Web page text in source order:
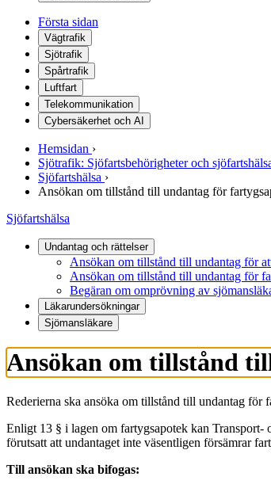
Första sidan
Vägtrafik
Sjötrafik
Spårtrafik
Luftfart
Telekommunikation
Cybersäkerhet och AI
Hemsidan ›
Sjötrafik: Sjöfartsbehörigheter och
Sjöfartshälsa ›
Ansökan om tillstånd till undantag för
Sjöfartshälsa
Undantag och rättelser
Ansökan om tillstånd till undantag för
Ansökan om tillstånd till undantag för
Begäran om omprövning av
Läkarundersökningar
Sjömansläkare
Ansökan om tillstånd
Rederierna ska ansöka om tillstånd till undantag för
Enligt 13 § i lagen om fartygsapotek kan Transport-
förutsatt att undantaget inte väsentligen försämrar
Till ansökan ska bifogas: